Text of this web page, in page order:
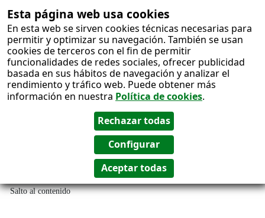
Esta página web usa cookies
En esta web se sirven cookies técnicas necesarias para
permitir y optimizar su navegación. También se usan
cookies de terceros con el fin de permitir
funcionalidades de redes sociales, ofrecer publicidad
basada en sus hábitos de navegación y analizar el
rendimiento y tráfico web. Puede obtener más
información en nuestra Política de cookies.
Salto al contenido